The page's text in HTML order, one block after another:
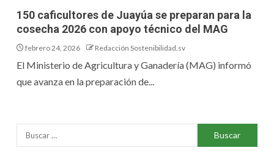
150 caficultores de Juayúa se preparan para la
cosecha 2026 con apoyo técnico del MAG
febrero 24, 2026 Redacción Sostenibilidad.sv
El Ministerio de Agricultura y Ganadería (MAG) informó
que avanza en la preparación de...